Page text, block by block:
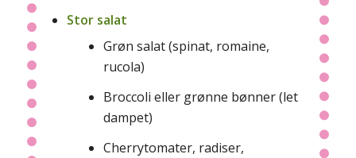
Stor salat
Grøn salat (spinat, romaine,
rucola)
Broccoli eller grønne bønner (let
dampet)
Cherrytomater, radiser,